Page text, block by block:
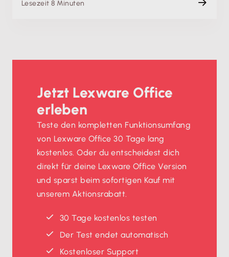
Lesezeit 8 Minuten
Jetzt Lexware Office
erleben
Teste den kompletten Funktionsumfang
von Lexware Office 30 Tage lang
kostenlos. Oder du entscheidest dich
direkt für deine Lexware Office Version
und sparst beim sofortigen Kauf mit
unserem Aktionsrabatt.
30 Tage kostenlos testen
Der Test endet automatisch
Kostenloser Support